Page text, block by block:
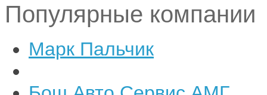
Популярные компании
Марк Пальчик